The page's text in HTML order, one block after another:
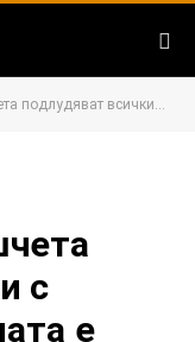
с аромата си, а тайната е толкова проста
с
е